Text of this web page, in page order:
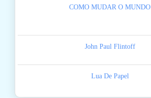
COMO MUDAR O MUNDO
John Paul Flintoff
Lua De Papel